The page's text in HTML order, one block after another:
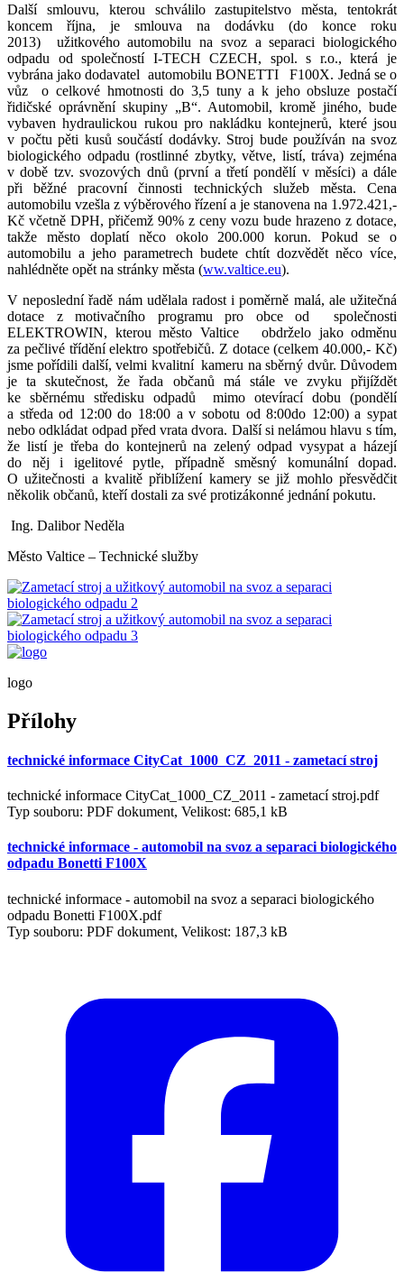
Další smlouvu, kterou schválilo zastupitelstvo města, tentokrát
koncem října, je smlouva na dodávku (do konce roku
2013) užitkového automobilu na svoz a separaci biologického
odpadu od společností I-TECH CZECH, spol. s r.o., která je
vybrána jako dodavatel automobilu BONETTI F100X. Jedná se o
vůz o celkové hmotnosti do 3,5 tuny a k jeho obsluze postačí
řidičské oprávnění skupiny „B“. Automobil, kromě jiného, bude
vybaven hydraulickou rukou pro nakládku kontejnerů, které jsou
v počtu pěti kusů součástí dodávky. Stroj bude používán na svoz
biologického odpadu (rostlinné zbytky, větve, listí, tráva) zejména
v době tzv. svozových dnů (první a třetí pondělí v měsíci) a dále
při běžné pracovní činnosti technických služeb města. Cena
automobilu vzešla z výběrového řízení a je stanovena na 1.972.421,-
Kč včetně DPH, přičemž 90% z ceny vozu bude hrazeno z dotace,
takže město doplatí něco okolo 200.000 korun. Pokud se o
automobilu a jeho parametrech budete chtít dozvědět něco více,
nahlédněte opět na stránky města (ww.valtice.eu).
V neposlední řadě nám udělala radost i poměrně malá, ale užitečná
dotace z motivačního programu pro obce od společnosti
ELEKTROWIN, kterou město Valtice obdrželo jako odměnu
za pečlivé třídění elektro spotřebičů. Z dotace (celkem 40.000,- Kč)
jsme pořídili další, velmi kvalitní kameru na sběrný dvůr. Důvodem
je ta skutečnost, že řada občanů má stále ve zvyku přijíždět
ke sběrnému středisku odpadů mimo otevírací dobu (pondělí
a středa od 12:00 do 18:00 a v sobotu od 8:00do 12:00) a sypat
nebo odkládat odpad před vrata dvora. Další si nelámou hlavu s tím,
že listí je třeba do kontejnerů na zelený odpad vysypat a házejí
do něj i igelitové pytle, případně směsný komunální dopad.
O užitečnosti a kvalitě přiblížení kamery se již mohlo přesvědčit
několik občanů, kteří dostali za své protizákonné jednání pokutu.
Ing. Dalibor Neděla
Město Valtice – Technické služby
logo
Přílohy
technické informace CityCat_1000_CZ_2011 - zametací stroj
technické informace CityCat_1000_CZ_2011 - zametací stroj.pdf
Typ souboru: PDF dokument, Velikost: 685,1 kB
technické informace - automobil na svoz a separaci biologického
odpadu Bonetti F100X
technické informace - automobil na svoz a separaci biologického
odpadu Bonetti F100X.pdf
Typ souboru: PDF dokument, Velikost: 187,3 kB